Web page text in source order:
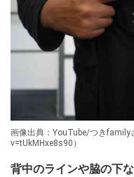
画像出典：YouTube/つき
v=tUkMHxe8s90）
背中のラインや脇の下